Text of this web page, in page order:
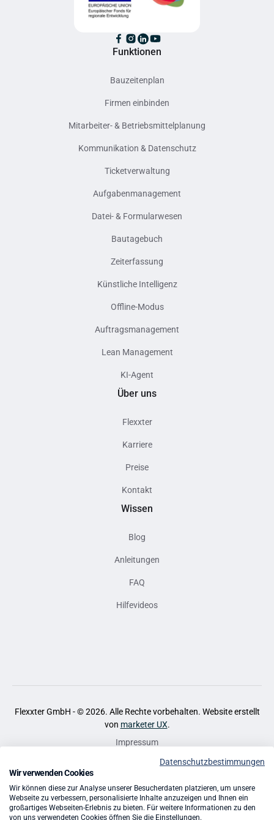
Funktionen
Bauzeitenplan
Firmen einbinden
Mitarbeiter- & Betriebsmittelplanung
Kommunikation & Datenschutz
Ticketverwaltung
Aufgabenmanagement
Datei- & Formularwesen
Bautagebuch
Zeiterfassung
Künstliche Intelligenz
Offline-Modus
Auftragsmanagement
Lean Management
KI-Agent
Über uns
Flexxter
Karriere
Preise
Kontakt
Wissen
Blog
Anleitungen
FAQ
Hilfevideos
Flexxter GmbH - ©2026. Alle Rechte vorbehalten. Website erstellt
von marketer UX.
Impressum
Datenschutz
Cookies
AGB
Datenschutzbestimmungen
Wir verwenden Cookies
Wir können diese zur Analyse unserer Besucherdaten platzieren, um unsere
Webseite zu verbessern, personalisierte Inhalte anzuzeigen und Ihnen ein
großartiges Webseiten-Erlebnis zu bieten. Für weitere Informationen zu den
von uns verwendeten Cookies öffnen Sie die Einstellungen.